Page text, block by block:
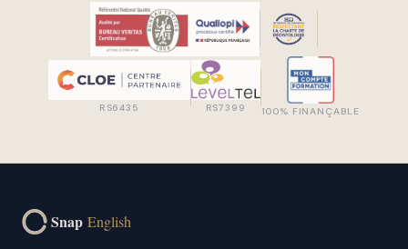
RS6435 RS7399 100% FINANÇABLE
Snap English